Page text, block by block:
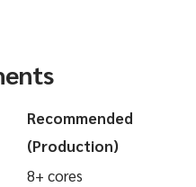
Recommended
(Production)
8+ cores